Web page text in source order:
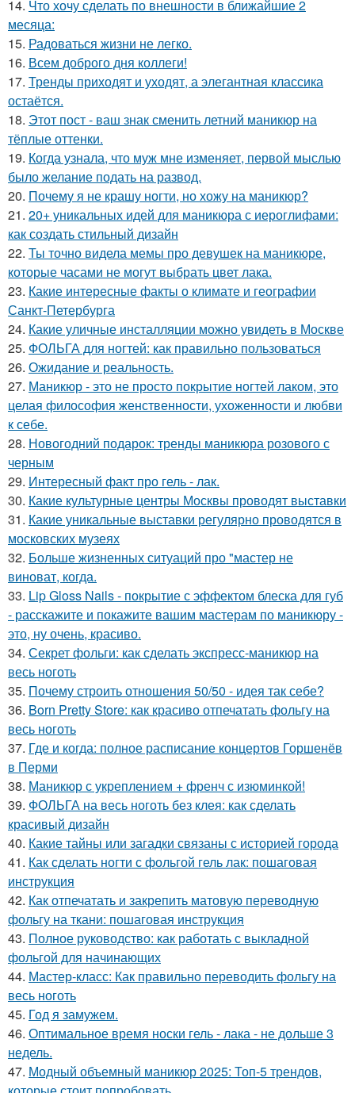
14. Что хочу сделать по внешности в ближайшие 2
месяца:
15. Радоваться жизни не легко.
16. Всем доброго дня коллеги!
17. Тренды приходят и уходят, а элегантная классика
остаётся.
18. Этот пост - ваш знак сменить летний маникюр на
тёплые оттенки.
19. Когда узнала, что муж мне изменяет, первой мыслью
было желание подать на развод.
20. Почему я не крашу ногти, но хожу на маникюр?
21. 20+ уникальных идей для маникюра с иероглифами:
как создать стильный дизайн
22. Ты точно видела мемы про девушек на маникюре,
которые часами не могут выбрать цвет лака.
23. Какие интересные факты о климате и географии
Санкт-Петербурга
24. Какие уличные инсталляции можно увидеть в Москве
25. ФОЛЬГА для ногтей: как правильно пользоваться
26. Ожидание и реальность.
27. Маникюр - это не просто покрытие ногтей лаком, это
целая философия женственности, ухоженности и любви
к себе.
28. Новогодний подарок: тренды маникюра розового с
черным
29. Интересный факт про гель - лак.
30. Какие культурные центры Москвы проводят выставки
31. Какие уникальные выставки регулярно проводятся в
московских музеях
32. Больше жизненных ситуаций про "мастер не
виноват, когда.
33. Lip Gloss Nails - покрытие с эффектом блеска для губ
- расскажите и покажите вашим мастерам по маникюру -
это, ну очень, красиво.
34. Секрет фольги: как сделать экспресс-маникюр на
весь ноготь
35. Почему строить отношения 50/50 - идея так себе?
36. Born Pretty Store: как красиво отпечатать фольгу на
весь ноготь
37. Где и когда: полное расписание концертов Горшенёв
в Перми
38. Маникюр с укреплением + френч с изюминкой!
39. ФОЛЬГА на весь ноготь без клея: как сделать
красивый дизайн
40. Какие тайны или загадки связаны с историей города
41. Как сделать ногти с фольгой гель лак: пошаговая
инструкция
42. Как отпечатать и закрепить матовую переводную
фольгу на ткани: пошаговая инструкция
43. Полное руководство: как работать с выкладной
фольгой для начинающих
44. Мастер-класс: Как правильно переводить фольгу на
весь ноготь
45. Год я замужем.
46. Оптимальное время носки гель - лака - не дольше 3
недель.
47. Модный объемный маникюр 2025: Топ-5 трендов,